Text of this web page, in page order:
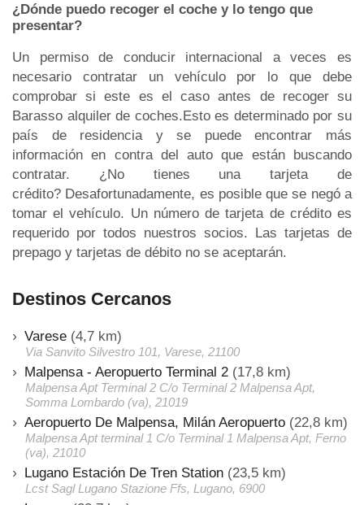
¿Dónde puedo recoger el coche y lo tengo que
presentar?
Un permiso de conducir internacional a veces es
necesario contratar un vehículo por lo que debe
comprobar si este es el caso antes de recoger su
Barasso alquiler de coches.Esto es determinado por su
país de residencia y se puede encontrar más
información en contra del auto que están buscando
contratar. ¿No tienes una tarjeta de
crédito? Desafortunadamente, es posible que se negó a
tomar el vehículo. Un número de tarjeta de crédito es
requerido por todos nuestros socios. Las tarjetas de
prepago y tarjetas de débito no se aceptarán.
Destinos Cercanos
Varese (4,7 km)
Via Sanvito Silvestro 101, Varese, 21100
Malpensa - Aeropuerto Terminal 2 (17,8 km)
Malpensa Apt Terminal 2 C/o Terminal 2 Malpensa Apt,
Somma Lombardo (va), 21019
Aeropuerto De Malpensa, Milán Aeropuerto (22,8 km)
Malpensa Apt terminal 1 C/o Terminal 1 Malpensa Apt, Ferno
(va), 21010
Lugano Estación De Tren Station (23,5 km)
Lcst Sagl Lugano Stazione Ffs, Lugano, 6900